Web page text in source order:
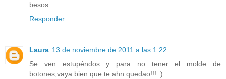
besos
Responder
Laura 13 de noviembre de 2011 a las 1:22
Se ven estupéndos y para no tener el molde de
botones,vaya bien que te ahn quedao!!! :)